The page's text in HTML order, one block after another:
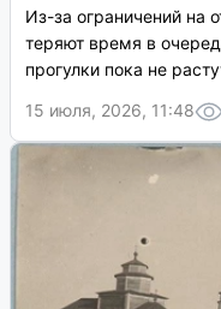
Из-за ограничений на
теряют время в
прогулки пока не
15 июля, 2026, 11:48